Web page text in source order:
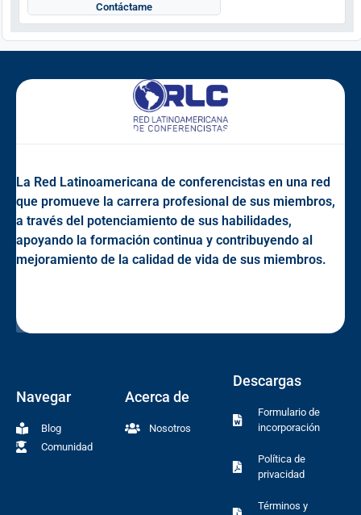
Contáctame
La Red Latinoamericana de conferencistas en una red
que promueve la carrera profesional de sus miembros,
a través del potenciamiento de sus habilidades,
apoyando la formación continua y contribuyendo al
mejoramiento de la calidad de vida de sus miembros.
Navegar
Blog
Comunidad
Acerca de
Nosotros
Descargas
Formulario de
incorporación
Política de
privacidad
Términos y